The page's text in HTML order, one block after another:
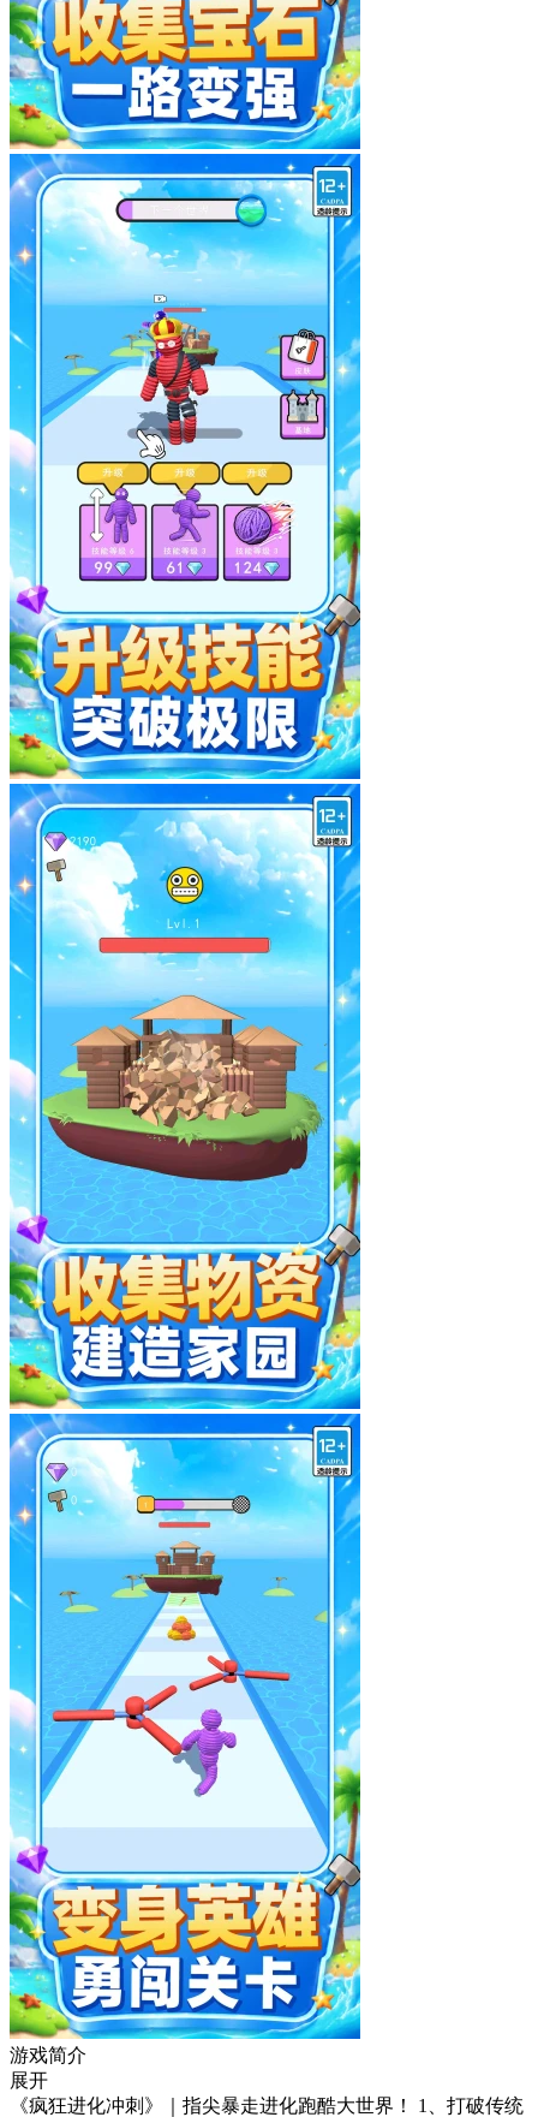
游戏简介
展开
《疯狂进化冲刺》｜指尖暴走进化跑酷大世界！ 1、打破传统